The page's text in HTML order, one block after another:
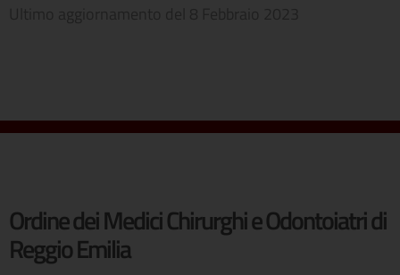
Ordine dei Medici Chirurghi e Odontoiatri di
Reggio Emilia